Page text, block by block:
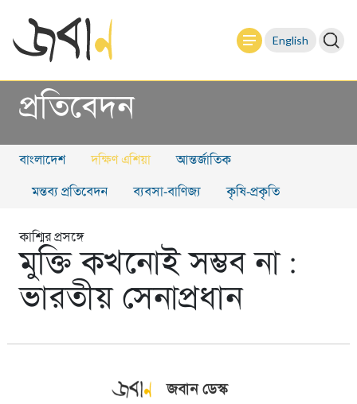
English
প্রতিবেদন
বাংলাদেশ দক্ষিণ এশিয়া আন্তর্জাতিক
মন্তব্য প্রতিবেদন ব্যবসা-বাণিজ্য কৃষি-প্রকৃতি
কাশ্মির প্রসঙ্গে
মুক্তি কখনোই সম্ভব না :
ভারতীয় সেনাপ্রধান
জবান ডেস্ক